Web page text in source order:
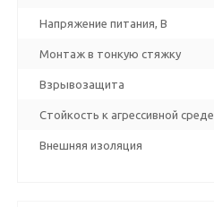
Напряжение питания, В
Монтаж в тонкую стяжку
Взрывозащита
Стойкость к агрессивной среде
Внешняя изоляция